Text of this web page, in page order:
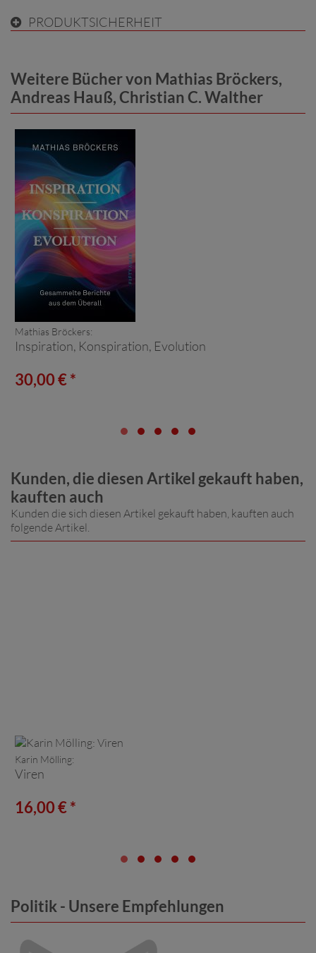
PRODUKTSICHERHEIT
Weitere Bücher von Mathias Bröckers,
Andreas Hauß, Christian C. Walther
Mathias Bröckers:
Inspiration, Konspiration, Evolution
30,00 € *
Kunden, die diesen Artikel gekauft haben,
kauften auch
Kunden die sich diesen Artikel gekauft haben, kauften auch
folgende Artikel.
Karin Mölling:
Viren
16,00 € *
Politik - Unsere Empfehlungen